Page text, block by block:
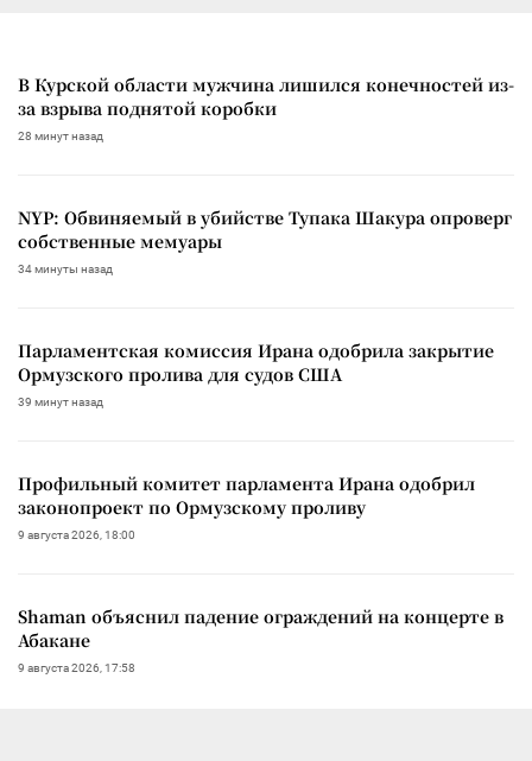
В Курской области мужчина лишился конечностей из-
за взрыва поднятой коробки
28 минут назад
NYP: Обвиняемый в убийстве Тупака Шакура опроверг
собственные мемуары
34 минуты назад
Парламентская комиссия Ирана одобрила закрытие
Ормузского пролива для судов США
39 минут назад
Профильный комитет парламента Ирана одобрил
законопроект по Ормузскому проливу
9 августа 2026, 18:00
Shaman объяснил падение ограждений на концерте в
Абакане
9 августа 2026, 17:58